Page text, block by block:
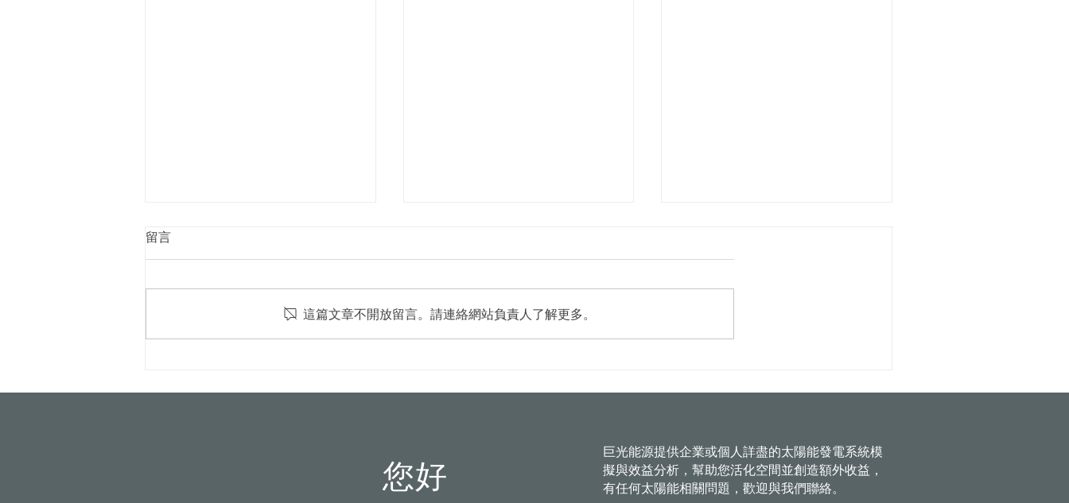
家破解5大迷思
有保障
留言
這篇文章不開放留言。請連絡網站負責人了解更多。
您好
巨光能源提供企業或個人詳盡的太陽能發電系統模
擬與效益分析，幫助您活化空間並創造額外收益，
有任何太陽能相關問題，歡迎與我們聯絡。